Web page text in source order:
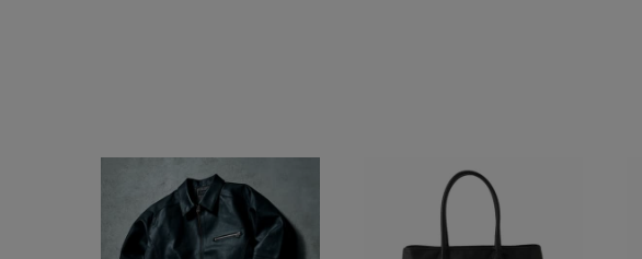
ATHLETICS FTWR
ATTO VANNUCCI